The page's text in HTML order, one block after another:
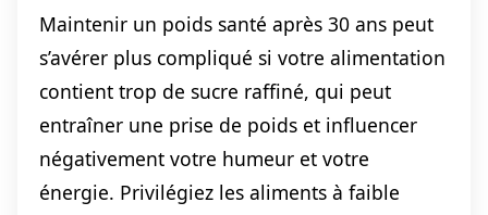
Maintenir un poids santé après 30 ans peut
s’avérer plus compliqué si votre alimentation
contient trop de sucre raffiné, qui peut
entraîner une prise de poids et influencer
négativement votre humeur et votre
énergie. Privilégiez les aliments à faible